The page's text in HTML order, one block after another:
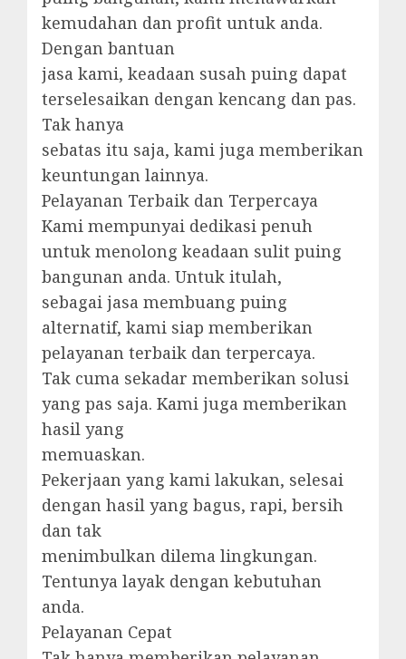
kemudahan dan profit untuk anda.
Dengan bantuan
jasa kami, keadaan susah puing dapat
terselesaikan dengan kencang dan pas.
Tak hanya
sebatas itu saja, kami juga memberikan
keuntungan lainnya.
Pelayanan Terbaik dan Terpercaya
Kami mempunyai dedikasi penuh
untuk menolong keadaan sulit puing
bangunan anda. Untuk itulah,
sebagai jasa membuang puing
alternatif, kami siap memberikan
pelayanan terbaik dan terpercaya.
Tak cuma sekadar memberikan solusi
yang pas saja. Kami juga memberikan
hasil yang
memuaskan.
Pekerjaan yang kami lakukan, selesai
dengan hasil yang bagus, rapi, bersih
dan tak
menimbulkan dilema lingkungan.
Tentunya layak dengan kebutuhan
anda.
Pelayanan Cepat